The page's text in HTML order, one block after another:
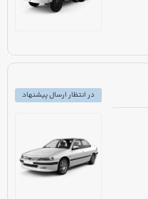
در انتظار ارسال پیشنهاد